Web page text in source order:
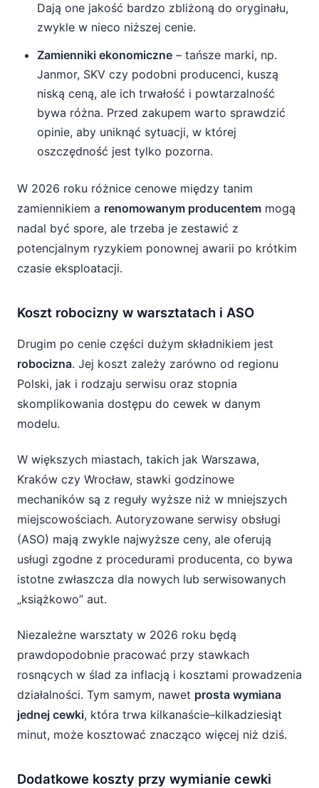
Dają one jakość bardzo zbliżoną do oryginału,
zwykle w nieco niższej cenie.
Zamienniki ekonomiczne – tańsze marki, np.
Janmor, SKV czy podobni producenci, kuszą
niską ceną, ale ich trwałość i powtarzalność
bywa różna. Przed zakupem warto sprawdzić
opinie, aby uniknąć sytuacji, w której
oszczędność jest tylko pozorna.
W 2026 roku różnice cenowe między tanim
zamiennikiem a renomowanym producentem mogą
nadal być spore, ale trzeba je zestawić z
potencjalnym ryzykiem ponownej awarii po krótkim
czasie eksploatacji.
Koszt robocizny w warsztatach i ASO
Drugim po cenie części dużym składnikiem jest
robocizna. Jej koszt zależy zarówno od regionu
Polski, jak i rodzaju serwisu oraz stopnia
skomplikowania dostępu do cewek w danym
modelu.
W większych miastach, takich jak Warszawa,
Kraków czy Wrocław, stawki godzinowe
mechaników są z reguły wyższe niż w mniejszych
miejscowościach. Autoryzowane serwisy obsługi
(ASO) mają zwykle najwyższe ceny, ale oferują
usługi zgodne z procedurami producenta, co bywa
istotne zwłaszcza dla nowych lub serwisowanych
„książkowo” aut.
Niezależne warsztaty w 2026 roku będą
prawdopodobnie pracować przy stawkach
rosnących w ślad za inflacją i kosztami prowadzenia
działalności. Tym samym, nawet prosta wymiana
jednej cewki, która trwa kilkanaście–kilkadziesiąt
minut, może kosztować znacząco więcej niż dziś.
Dodatkowe koszty przy wymianie cewki